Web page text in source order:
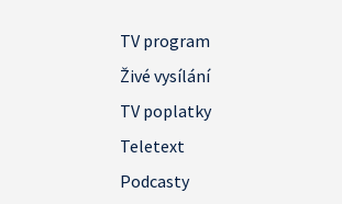
TV program
Živé vysílání
TV poplatky
Teletext
Podcasty